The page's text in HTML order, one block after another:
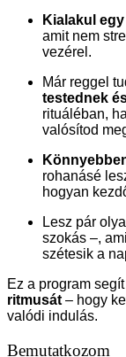
Kialakul
amit nem
vezérel.
Már reggel
testednek
rituáléban,
valósítod
rohanásé
hogyan
Lesz pár
szokás –,
szétesik a
Ez a program segít
ritmusát – hogy
valódi indulás.
Bemutatkozom